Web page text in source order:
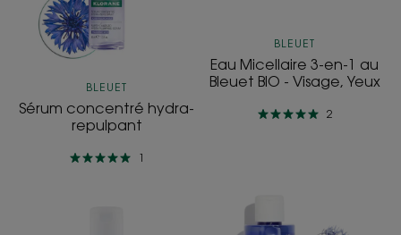
BLEUET
Sérum concentré hydra-
repulpant
1
BIO
-
Yeux
BLEUET
Eau Micellaire 3-en-1 au
Bleuet BIO - Visage, Yeux
2
yeux